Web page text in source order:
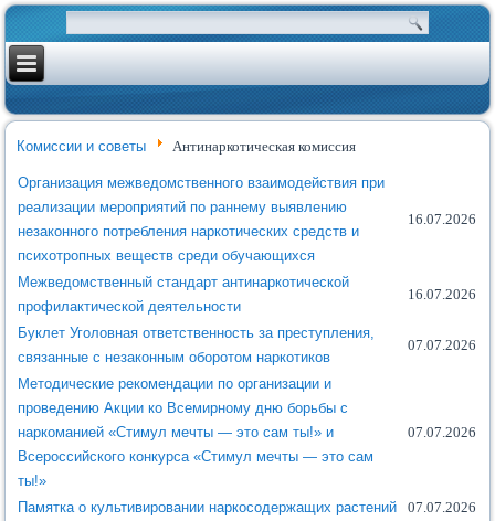
Комиссии и советы Антинаркотическая комиссия
Организация межведомственного взаимодействия при
реализации мероприятий по раннему выявлению
незаконного потребления наркотических средств и
психотропных веществ среди обучающихся
16.07.2026
Межведомственный стандарт антинаркотической
профилактической деятельности
16.07.2026
Буклет Уголовная ответственность за преступления,
связанные с незаконным оборотом наркотиков
07.07.2026
Методические рекомендации по организации и
проведению Акции ко Всемирному дню борьбы с
наркоманией «Стимул мечты — это сам ты!» и
Всероссийского конкурса «Стимул мечты — это сам
ты!»
07.07.2026
Памятка о культивировании наркосодержащих растений
07.07.2026